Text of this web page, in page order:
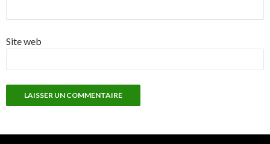
Site web